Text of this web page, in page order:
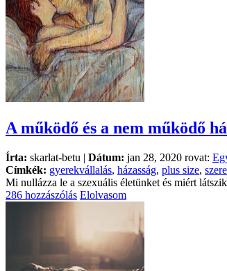
A működő és a nem működő
Írta: skarlat-betu | Dátum: jan 28, 2020 rovat:
Címkék: gyerekvállalás, házasság, plus size,
Mi nullázza le a szexuális életünket és miért
286 hozzászólás Elolvasom